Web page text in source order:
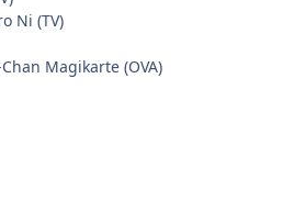
Ni (TV)
Magikarte (OVA)